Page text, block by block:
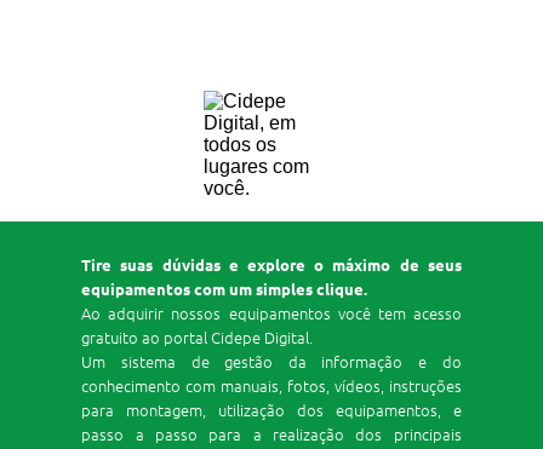
Tire suas dúvidas e explore o máximo de seus
equipamentos com um simples clique.
Ao adquirir nossos equipamentos você tem acesso
gratuito ao portal Cidepe Digital.
Um sistema de gestão da informação e do
conhecimento com manuais, fotos, vídeos, instruções
para montagem, utilização dos equipamentos, e
passo a passo para a realização dos principais